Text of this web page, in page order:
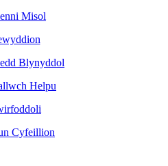
Misol
Blynyddol
Helpu
Cyfeillion